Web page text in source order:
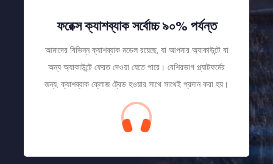
ফরেক্স ক্যাশব্যাক সর্বোচ্চ ৯০% পর্যন্ত
আমাদের বিভিন্ন ক্যাশব্যাক মডেল রয়েছে, যা আপনার অ্যাকাউন্টে বা
অন্য অ্যাকাউন্টে ফেরত দেওয়া যেতে পারে। বেশিরভাগ প্ল্যাটফর্মের
জন্য, ক্যাশব্যাক ক্লোজ ট্রেড হওয়ার সাথে সাথেই প্রদান করা হয়।